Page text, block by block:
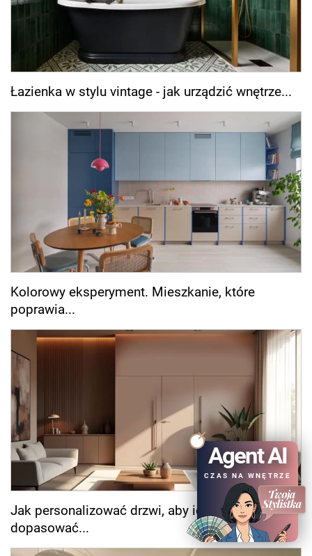
Łazienka w stylu vintage - jak urządzić wnętrze...
Kolorowy eksperyment. Mieszkanie, które
poprawia...
Jak personalizować drzwi, aby idealnie
dopasować...
Agent AI
CZAS NA WNĘTRZE